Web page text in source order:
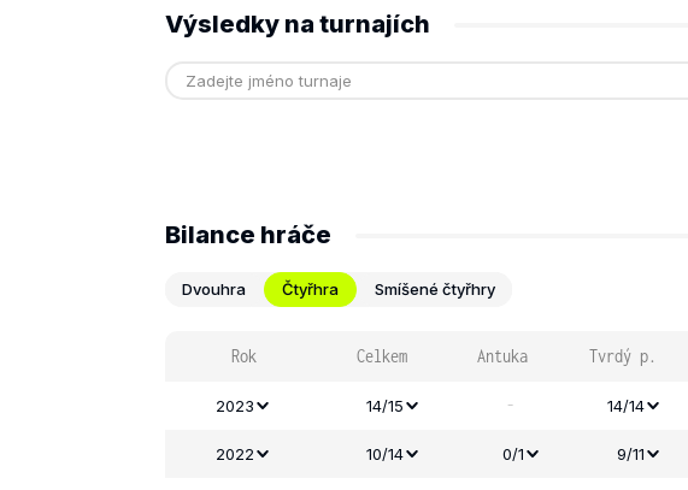
Výsledky na turnajích
Bilance hráče
Dvouhra Čtyřhra Smíšené čtyřhry
Rok Celkem Antuka Tvrdý p.
2023 14/15 - 14/14
2022 10/14 0/1 9/11